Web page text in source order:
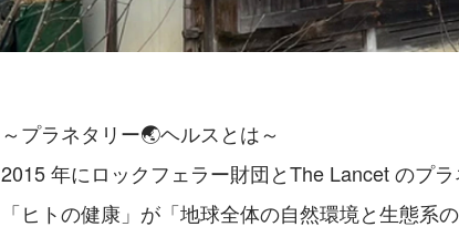
～プラネタリー🌏ヘルスとは～
2015 年にロックフェラー財団とThe Lancet のプラ
「ヒトの健康」が「地球全体の自然環境と生態系